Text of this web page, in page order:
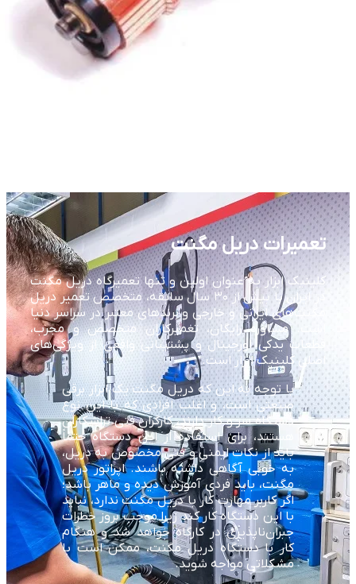
تعمیرات دریل مگنت
کلینیک ابزار به عنوان اولین و تنها تعمیرگاه دریل مگنت
در ایران با بیش از ۳۰ سال سابقه، متخصص تعمیر دریل
مگنت‌های ایرانی و خارجی و برندهای معتبر در سراسر دنیا
است. مشاوره رایگان، تعمیرکاران متخصص و مجرب،
قطعات یدکی اورجینال و پشتیبانی واقعی از ویژگی‌های
اصلی کلینیک ابزار است.
با توجه به این که دریل مگنت یک ابزار برقی
صنعتی است، و اغلب افرادی که با این نوع
دستگاه سر و کار دارند، کارگران فنی تراشکاران
هستند، برای استفاده از این دستگاه حتماً
باید از نکات ایمنی و فنی مخصوص به دریل،
به خوبی آگاهی داشته باشند. اپراتور دریل
مگنت، باید فردی آموزش دیده و ماهر باشد؛
اگر کاربر مهارت کار با دریل مگنت ندارد، نباید
با این دستگاه کار کند زیرا موجب بروز خطرات
جبران‌ناپذیری در کارگاه خواهد شد و هنگام
کار با دستگاه دریل مگنت، ممکن است با
مشکلاتی مواجه شوید.